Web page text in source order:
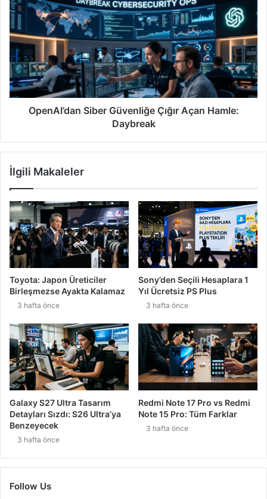
OpenAI’dan Siber Güvenliğe Çığır Açan Hamle:
Daybreak
İlgili Makaleler
Toyota: Japon Üreticiler
Birleşmezse Ayakta Kalamaz
3 hafta önce
Sony’den Seçili Hesaplara 1
Yıl Ücretsiz PS Plus
3 hafta önce
Galaxy S27 Ultra Tasarım
Detayları Sızdı: S26 Ultra’ya
Benzeyecek
3 hafta önce
Redmi Note 17 Pro vs Redmi
Note 15 Pro: Tüm Farklar
3 hafta önce
Follow Us